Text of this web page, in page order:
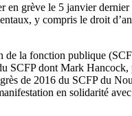
en grève le 5 janvier
y compris le droit
de la fonction publique
SCFP dont Mark
de 2016 du SCFP du
en solidarité